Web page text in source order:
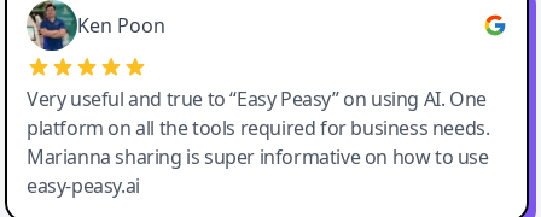
Ken Poon
Very useful and true to “Easy Peasy” on using AI. One
platform on all the tools required for business needs.
Marianna sharing is super informative on how to use
easy-peasy.ai